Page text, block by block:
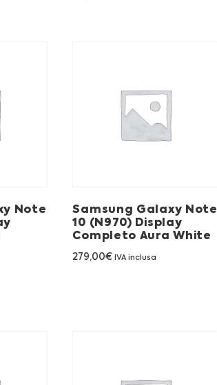
Note
Samsung Galaxy Note
10 (N970) Display
Completo Aura White
279,00€ IVA inclusa